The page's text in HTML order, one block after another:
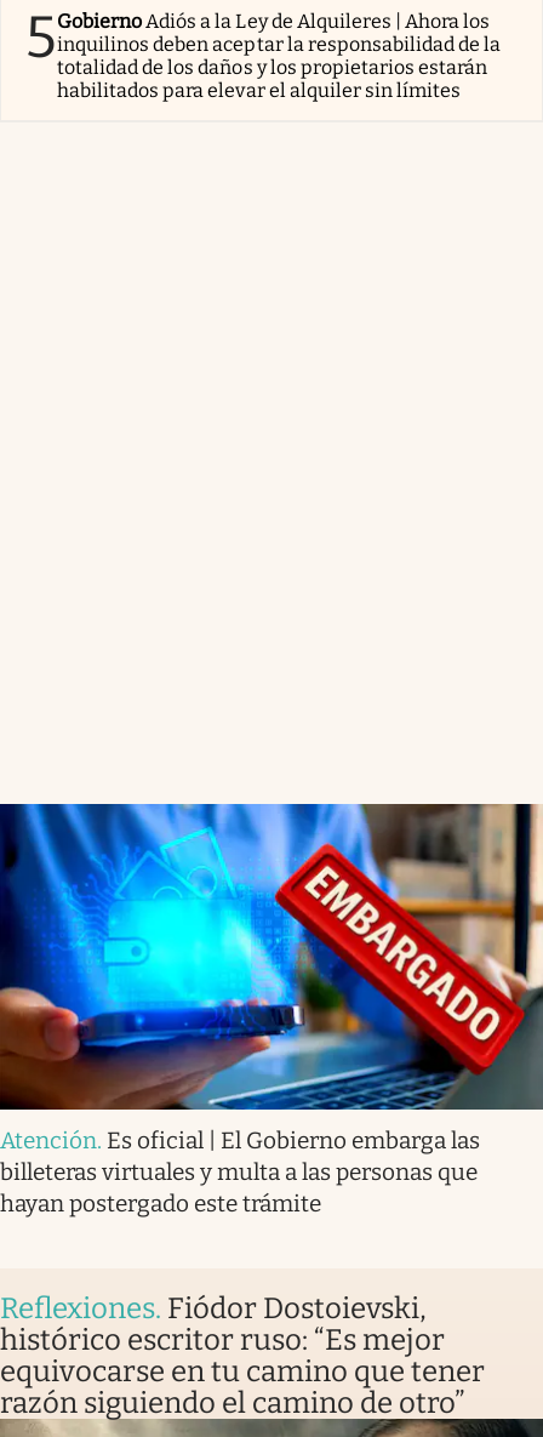
5GobiernoAdiós a la Ley de Alquileres | Ahora los
inquilinos deben aceptar la responsabilidad de la
totalidad de los daños y los propietarios estarán
habilitados para elevar el alquiler sin límites
Atención. Es oficial | El Gobierno embarga las
billeteras virtuales y multa a las personas que
hayan postergado este trámite
Reflexiones. Fiódor Dostoievski,
histórico escritor ruso: “Es mejor
equivocarse en tu camino que tener
razón siguiendo el camino de otro”